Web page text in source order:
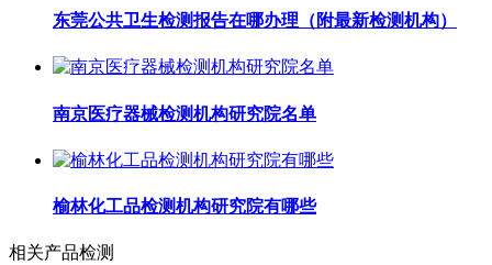
东莞公共卫生检测报告在哪办理（附最新检测机构）
南京医疗器械检测机构研究院名单
榆林化工品检测机构研究院有哪些
相关产品检测